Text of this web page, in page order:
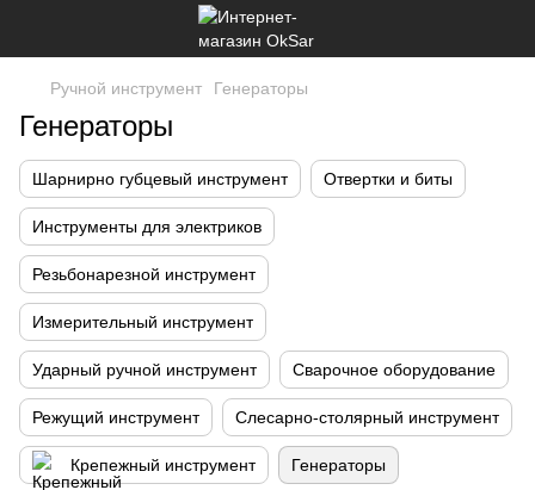
Ручной инструмент Генераторы
Генераторы
Шарнирно губцевый инструмент Отвертки и биты
Инструменты для электриков
Резьбонарезной инструмент
Измерительный инструмент
Ударный ручной инструмент Сварочное оборудование
Режущий инструмент Слесарно-столярный инструмент
Крепежный инструмент Генераторы